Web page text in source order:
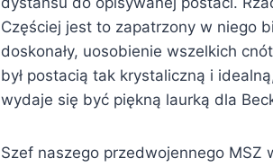
Częściej jest to zapatrzony w niego
doskonały, uosobienie wszelkich
był postacią tak krystaliczną i
wydaje się być piękną laurką dla
Szef naszego przedwojennego MSZ